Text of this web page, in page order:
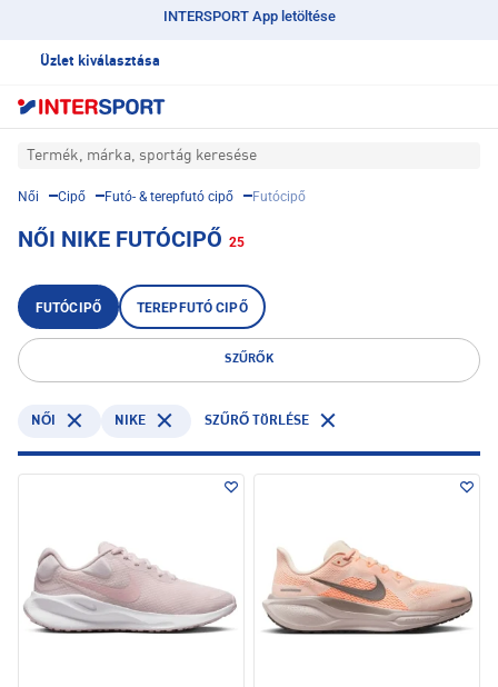
INTERSPORT App letöltése
Üzlet kiválasztása
Termék, márka, sportág keresése
Női Cipő Futó- & terepfutó cipő Futócipő
NŐI NIKE FUTÓCIPŐ 25
FUTÓCIPŐ TEREPFUTÓ CIPŐ
SZŰRŐK
NŐI NIKE SZŰRŐ TÖRLÉSE